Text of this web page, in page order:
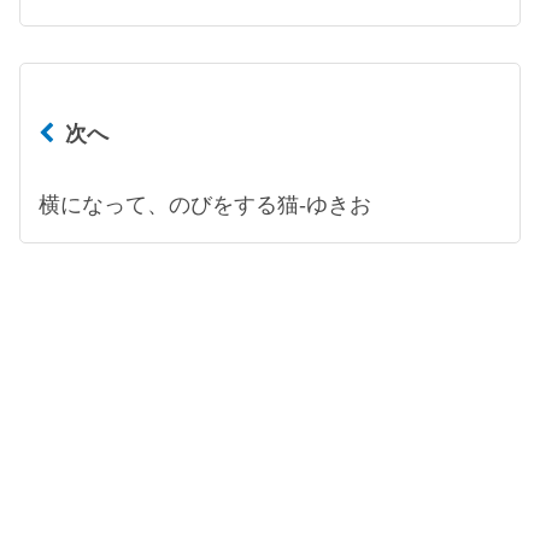
次へ
横になって、のびをする猫-ゆきお